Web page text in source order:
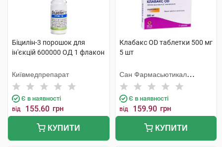
Біцилін-3 порошок для
ін'єкцій 600000 ОД 1 флакон
Київмедпрепарат
Є в наявності
від 155.60 грн
КУПИТИ
Клабакс OD таблетки 500 мг
5 шт
Сан Фармасьютикал
Індастріз
Є в наявності
від 159.90 грн
КУПИТИ